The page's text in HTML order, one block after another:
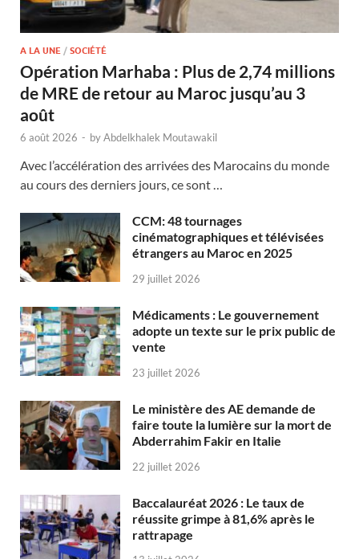
A LA UNE / SOCIÉTÉ
Opération Marhaba : Plus de 2,74 millions
de MRE de retour au Maroc jusqu’au 3
août
6 août 2026 - byAbdelkhalek Moutawakil
Avec l’accélération des arrivées des Marocains du monde
au cours des derniers jours, ce sont …
CCM: 48 tournages
cinématographiques et télévisées
étrangers au Maroc en 2025
29 juillet 2026
Médicaments : Le gouvernement
adopte un texte sur le prix public de
vente
23 juillet 2026
Le ministère des AE demande de
faire toute la lumière sur la mort de
Abderrahim Fakir en Italie
22 juillet 2026
Baccalauréat 2026 : Le taux de
réussite grimpe à 81,6% après le
rattrapage